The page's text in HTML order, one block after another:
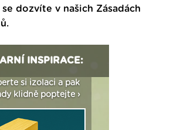
dozvíte v našich Zásadách
.
INSPIRACE:
si izolaci a pak
klidně poptejte ›